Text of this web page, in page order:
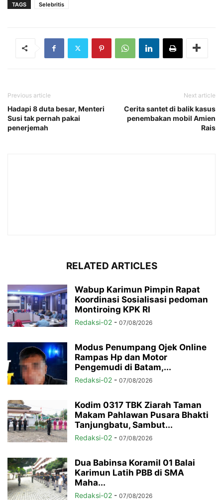
TAGS Selebritis
Previous article
Hadapi 8 duta besar, Menteri
Susi tak pernah pakai
penerjemah
Next article
Cerita santet di balik kasus
penembakan mobil Amien
Rais
RELATED ARTICLES
Wabup Karimun Pimpin Rapat
Koordinasi Sosialisasi pedoman
Montiroing KPK RI
Redaksi-02 - 07/08/2026
Modus Penumpang Ojek Online
Rampas Hp dan Motor
Pengemudi di Batam,...
Redaksi-02 - 07/08/2026
Kodim 0317 TBK Ziarah Taman
Makam Pahlawan Pusara Bhakti
Tanjungbatu, Sambut...
Redaksi-02 - 07/08/2026
Dua Babinsa Koramil 01 Balai
Karimun Latih PBB di SMA
Maha...
Redaksi-02 - 07/08/2026